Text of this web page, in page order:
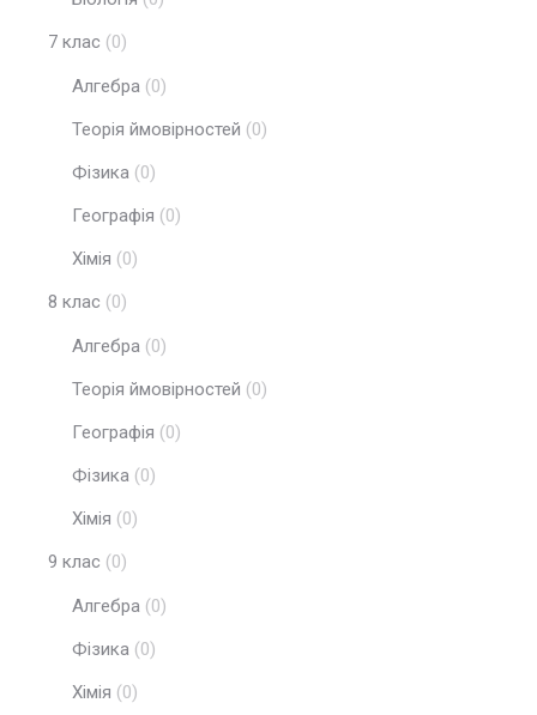
7 клас (0)
Алгебра (0)
Теорія ймовірностей (0)
Фізика (0)
Географія (0)
Хімія (0)
8 клас (0)
Алгебра (0)
Теорія ймовірностей (0)
Географія (0)
Фізика (0)
Хімія (0)
9 клас (0)
Алгебра (0)
Фізика (0)
Хімія (0)